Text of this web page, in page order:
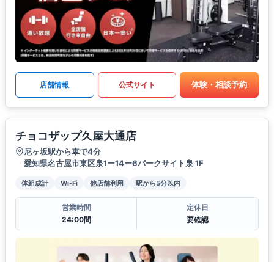
店舗情報 公式サイト 体験・相談予約
チョコザップ久屋大通店
尼ヶ坂駅から車で4分
愛知県名古屋市東区泉1ー14ー6パークサイト泉 1F
体組成計 Wi-Fi 他店舗利用 駅から5分以内
営業時間
24:00間
定休日
要確認